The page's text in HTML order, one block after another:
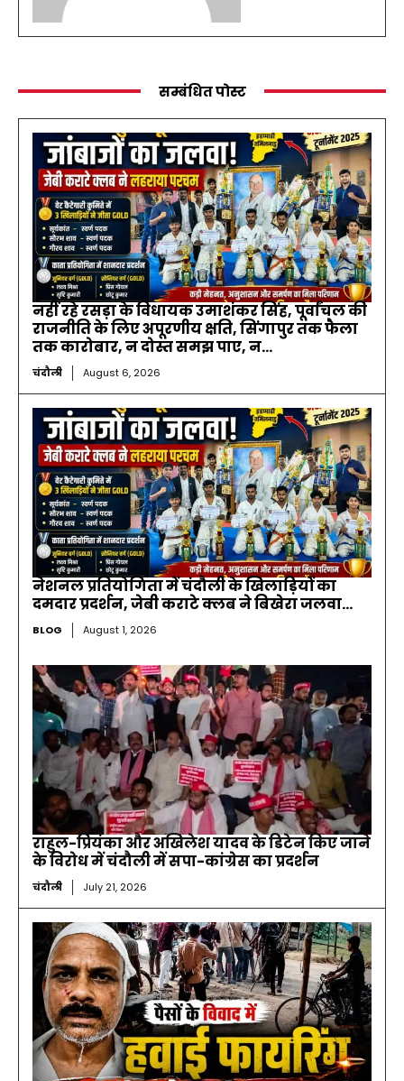
सम्बंधित पोस्ट
नहीं रहे रसड़ा के विधायक उमाशंकर सिंह, पूर्वांचल की
राजनीति के लिए अपूरणीय क्षति, सिंगापुर तक फैला
तक कारोबार, न दोस्त समझ पाए, न...
चंदौली August 6, 2026
नेशनल प्रतियोगिता में चंदौली के खिलाड़ियों का
दमदार प्रदर्शन, जेबी कराटे क्लब ने बिखेरा जलवा…
BLOG August 1, 2026
राहुल-प्रियंका और अखिलेश यादव के डिटेन किए जाने
के विरोध में चंदौली में सपा-कांग्रेस का प्रदर्शन
चंदौली July 21, 2026